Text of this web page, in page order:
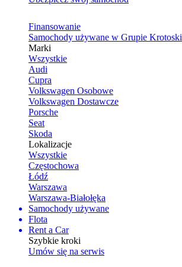
Finansowanie
Samochody używane w Grupie Krotoski
Marki
Wszystkie
Audi
Cupra
Volkswagen Osobowe
Volkswagen Dostawcze
Porsche
Seat
Skoda
Lokalizacje
Wszystkie
Częstochowa
Łódź
Warszawa
Warszawa-Białołęka
Samochody używane
Flota
Rent a Car
Szybkie kroki
Umów się na serwis